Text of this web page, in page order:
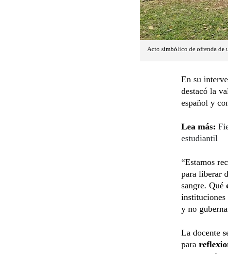
Acto simbólico de ofrenda de
En su
destacó la
español y
Lea más:
estudiantil
“Estamos
para liberar
sangre. Qué
instituciones
y no
La docente
para